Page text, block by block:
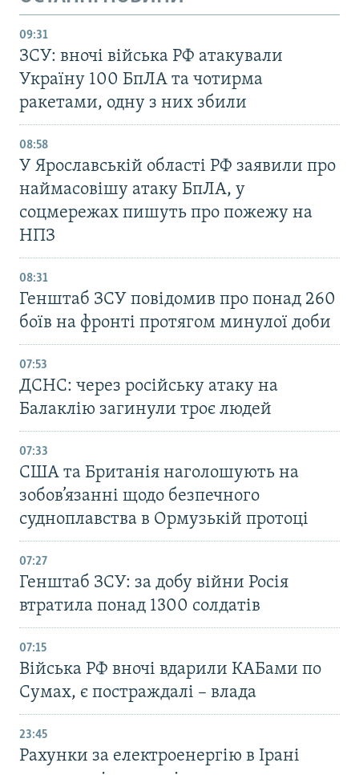
09:31
ЗСУ: вночі війська РФ атакували
Україну 100 БпЛА та чотирма
ракетами, одну з них збили
08:58
У Ярославській області РФ заявили про
наймасовішу атаку БпЛА, у
соцмережах пишуть про пожежу на
НПЗ
08:31
Генштаб ЗСУ повідомив про понад 260
боїв на фронті протягом минулої доби
07:53
ДСНС: через російську атаку на
Балаклію загинули троє людей
07:33
США та Британія наголошують на
зобов’язанні щодо безпечного
судноплавства в Ормузькій протоці
07:27
Генштаб ЗСУ: за добу війни Росія
втратила понад 1300 солдатів
07:15
Війська РФ вночі вдарили КАБами по
Сумах, є постраждалі – влада
23:45
Рахунки за електроенергію в Ірані